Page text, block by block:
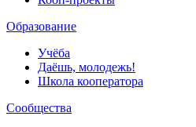
Образование
Учёба
Даёшь, молодежь!
Школа кооператора
Сообщества